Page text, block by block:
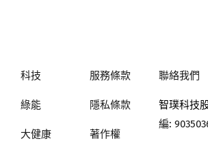
科技
綠能
大健康
服務條款
隱私條款
著作權
聯絡我們
智璞科技
編: